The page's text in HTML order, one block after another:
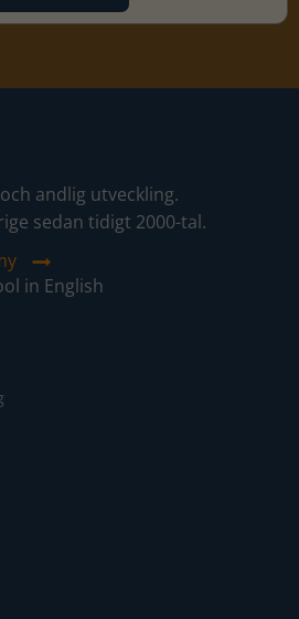
andlig utveckling.
sedan tidigt 2000-tal.
in English